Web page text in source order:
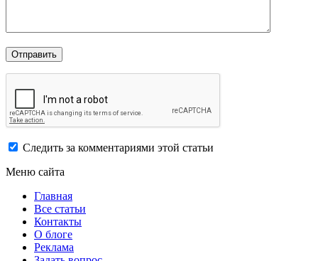
Следить за комментариями этой статьи
Меню сайта
Главная
Все статьи
Контакты
О блоге
Реклама